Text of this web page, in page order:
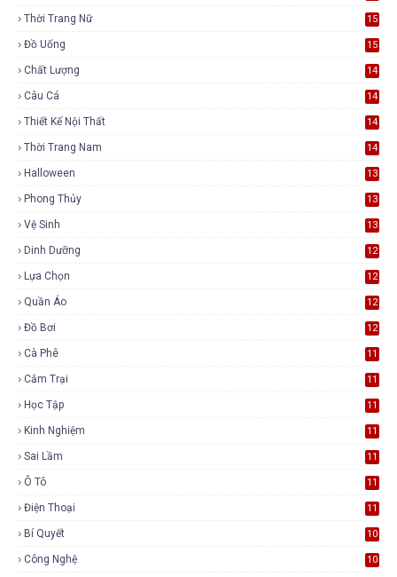
Thời Trang Nữ 15
Đồ Uống 15
Chất Lượng 14
Câu Cá 14
Thiết Kế Nội Thất 14
Thời Trang Nam 14
Halloween 13
Phong Thủy 13
Vệ Sinh 13
Dinh Dưỡng 12
Lựa Chọn 12
Quần Áo 12
Đồ Bơi 12
Cà Phê 11
Cắm Trại 11
Học Tập 11
Kinh Nghiệm 11
Sai Lầm 11
Ô Tô 11
Điện Thoại 11
Bí Quyết 10
Công Nghệ 10